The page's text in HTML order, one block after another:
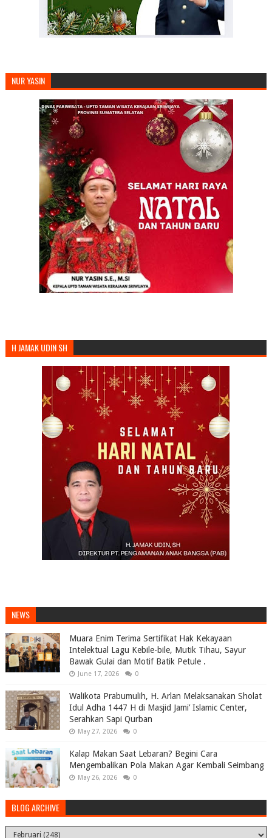
NUR YASIN
H JAMAK UDIN SH
NEWS
Muara Enim Terima Sertifikat Hak Kekayaan
Intelektual Lagu Kebile-bile, Mutik Tihau, Sayur
Bawak Gulai dan Motif Batik Petule .
June 17, 2026 0
Walikota Prabumulih, H. Arlan Melaksanakan Sholat
Idul Adha 1447 H di Masjid Jami’ Islamic Center,
Serahkan Sapi Qurban
May 27, 2026 0
Kalap Makan Saat Lebaran? Begini Cara
Mengembalikan Pola Makan Agar Kembali Seimbang
May 26, 2026 0
BLOG ARCHIVE